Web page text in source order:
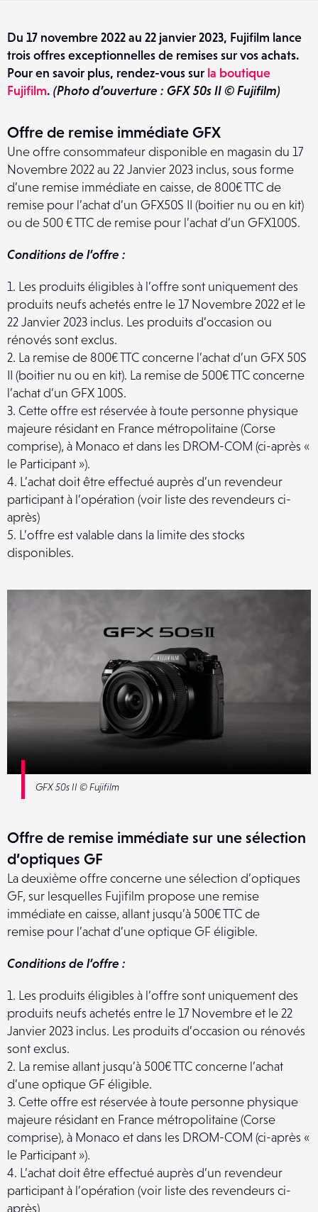
Du 17 novembre 2022 au 22 janvier 2023, Fujifilm lance
trois offres exceptionnelles de remises sur vos achats.
Pour en savoir plus, rendez-vous sur la boutique
Fujifilm. (Photo d’ouverture : GFX 50s II © Fujifilm)
Offre de remise immédiate GFX
Une offre consommateur disponible en magasin du 17
Novembre 2022 au 22 Janvier 2023 inclus, sous forme
d’une remise immédiate en caisse, de 800€ TTC de
remise pour l’achat d’un GFX50S II (boitier nu ou en kit)
ou de 500 € TTC de remise pour l’achat d’un GFX100S.
Conditions de l’offre :
1. Les produits éligibles à l’offre sont uniquement des
produits neufs achetés entre le 17 Novembre 2022 et le
22 Janvier 2023 inclus. Les produits d’occasion ou
rénovés sont exclus.
2. La remise de 800€ TTC concerne l’achat d’un GFX 50S
II (boitier nu ou en kit). La remise de 500€ TTC concerne
l’achat d’un GFX 100S.
3. Cette offre est réservée à toute personne physique
majeure résidant en France métropolitaine (Corse
comprise), à Monaco et dans les DROM-COM (ci-après «
le Participant »).
4. L’achat doit être effectué auprès d’un revendeur
participant à l’opération (voir liste des revendeurs ci-
après)
5. L’offre est valable dans la limite des stocks
disponibles.
GFX 50s II © Fujifilm
Offre de remise immédiate sur une sélection
d’optiques GF
La deuxième offre concerne une sélection d’optiques
GF, sur lesquelles Fujifilm propose une remise
immédiate en caisse, allant jusqu’à 500€ TTC de
remise pour l’achat d’une optique GF éligible.
Conditions de l’offre :
1. Les produits éligibles à l’offre sont uniquement des
produits neufs achetés entre le 17 Novembre et le 22
Janvier 2023 inclus. Les produits d’occasion ou rénovés
sont exclus.
2. La remise allant jusqu’à 500€ TTC concerne l’achat
d’une optique GF éligible.
3. Cette offre est réservée à toute personne physique
majeure résidant en France métropolitaine (Corse
comprise), à Monaco et dans les DROM-COM (ci-après «
le Participant »).
4. L’achat doit être effectué auprès d’un revendeur
participant à l’opération (voir liste des revendeurs ci-
après)